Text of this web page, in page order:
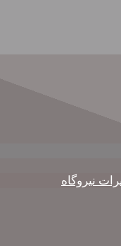
نیروگاه